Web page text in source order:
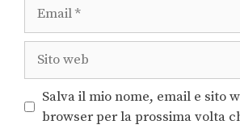
Salva il mio nome, email e sito
browser per la prossima volta